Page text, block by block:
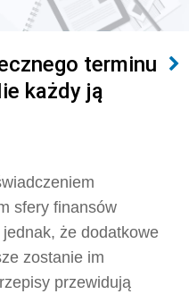
terminu
każdy ją
sfery finansów
że dodatkowe
zostanie im
przewidują